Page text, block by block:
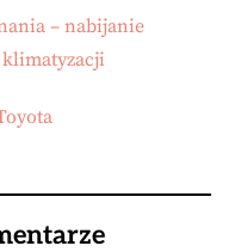
– nabijanie